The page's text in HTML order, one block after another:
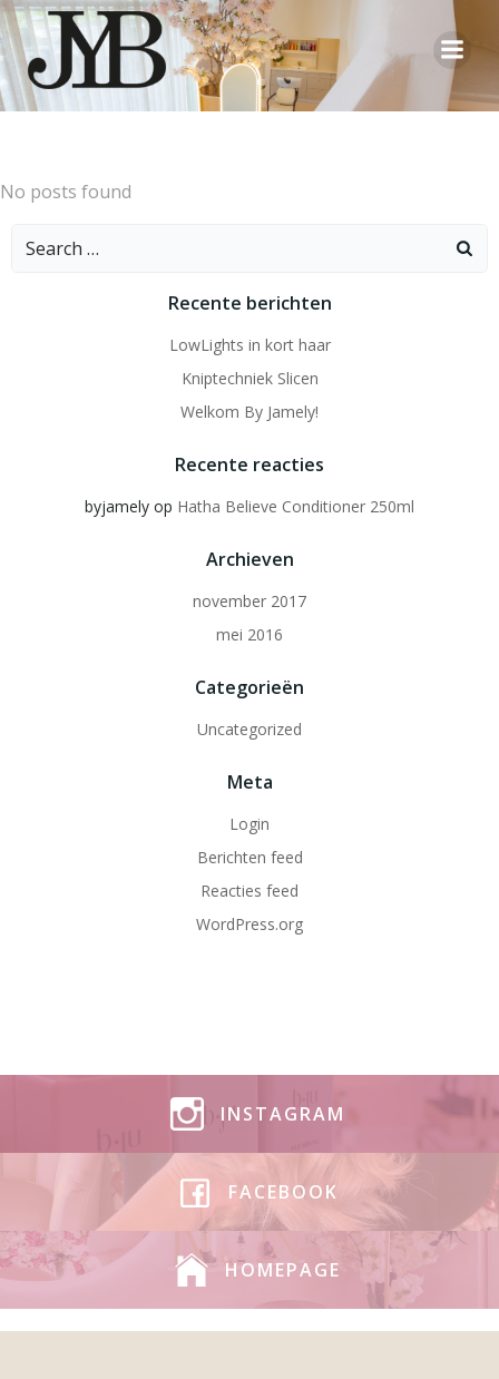
Ga
naar
de
inhoud
No posts found
Search
Recente berichten
LowLights in kort haar
Kniptechniek Slicen
Welkom By Jamely!
Recente reacties
byjamely op Hatha Believe Conditioner 250ml
Archieven
november 2017
mei 2016
Categorieën
Uncategorized
Meta
Login
Berichten feed
Reacties feed
WordPress.org
INSTAGRAM
FACEBOOK
HOMEPAGE